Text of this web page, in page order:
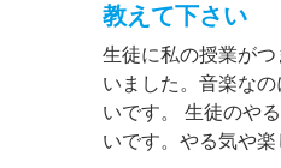
教えて下さい
生徒に私の授業が
いました。音楽な
いです。 生徒のや
いです。やる気や楽